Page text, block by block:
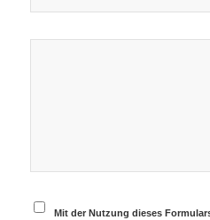
Mit der Nutzung dieses